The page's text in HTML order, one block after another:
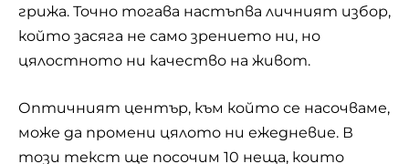
грижа. Точно тогава настъпва личният избор,
който засяга не само зрението ни, но
цялостното ни качество на живот.
Оптичният център, към който се насочваме,
може да промени цялото ни ежедневие. В
този текст ще посочим 10 неща, които